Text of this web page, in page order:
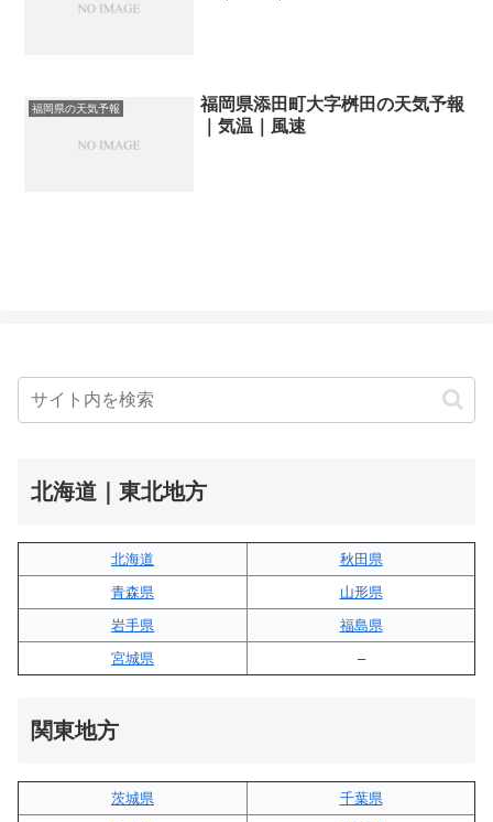
福岡県の天気予報
福岡県添田町大字桝田の天気予報
｜気温｜風速
北海道｜東北地方
北海道
秋田県
青森県
山形県
岩手県
福島県
宮城県
–
関東地方
茨城県
千葉県